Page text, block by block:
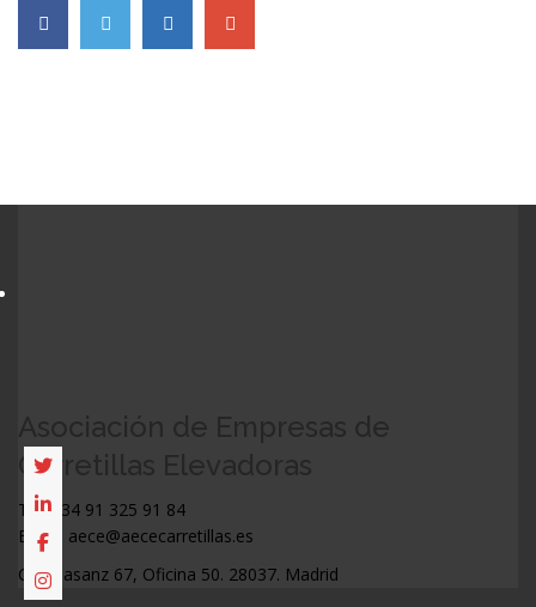
Asociación de Empresas de
Carretillas Elevadoras
Tel: +34 91 325 91 84
Email: aece@aececarretillas.es
C/ Albasanz 67, Oficina 50. 28037. Madrid